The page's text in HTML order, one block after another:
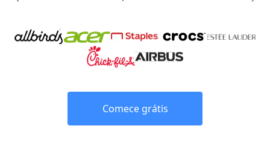
Comece grátis